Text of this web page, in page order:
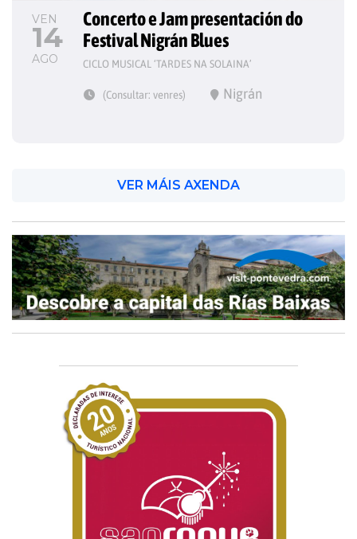
VEN
14
AGO
Concerto e Jam presentación do
Festival Nigrán Blues
CICLO MUSICAL ‘TARDES NA SOLAINA’
(Consultar: venres) Nigrán
VER MÁIS AXENDA